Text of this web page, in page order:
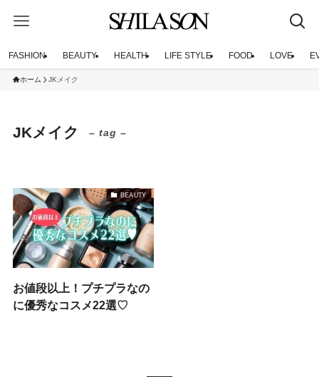
FASHION BEAUTY HEALTH LIFE STYLE FOOD LOVE
ホーム JKメイク
JKメイク – tag –
BEAUTY
お値段以上！プチプラなの
に優秀なコスメ22選♡